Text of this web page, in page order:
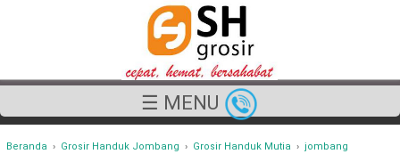
☰ MENU
Beranda › Grosir Handuk Jombang › Grosir Handuk Mutia › jombang